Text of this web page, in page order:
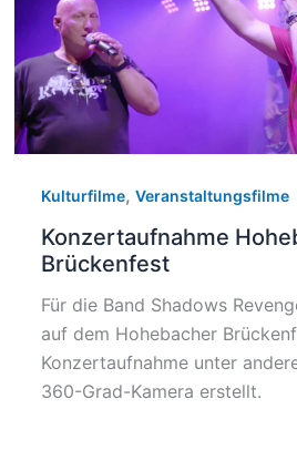
Kulturfilme,Veranstaltungsfilme
Konzertaufnahme
Brückenfest
Für die Band Shadows
auf dem Hohebacher
Konzertaufnahme unter
360-Grad-Kamera erstellt.